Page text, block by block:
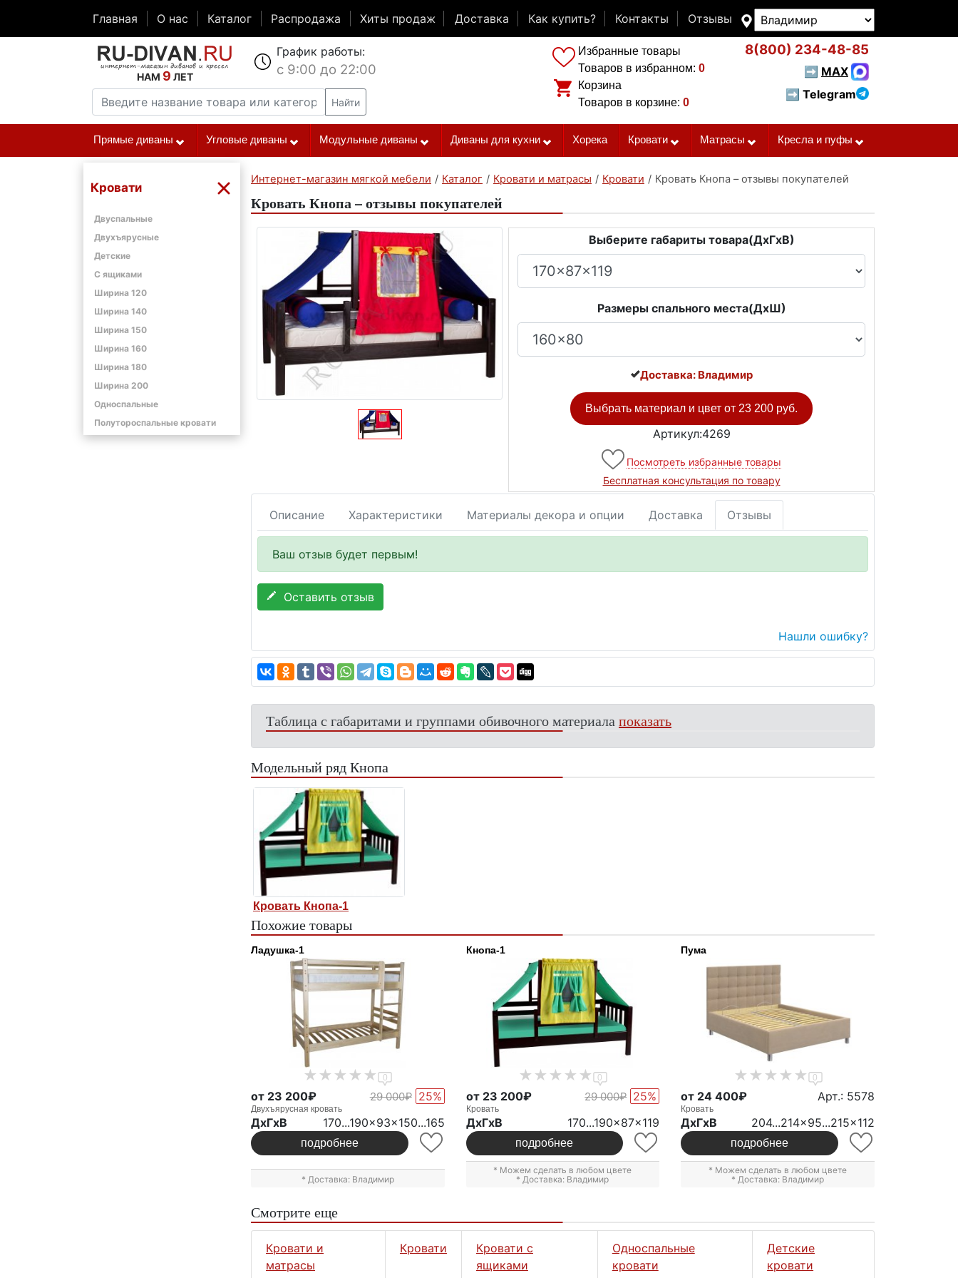
Главная О нас Каталог Распродажа Хиты продаж Доставка Как купить? Контакты Отзывы
НАМ 9 ЛЕТ
График работы:
с 9:00 до 22:00
Найти
Избранные товары
Товаров в избранном: 0
Корзина
Товаров в корзине: 0
8(800) 234-48-85
➡ MAX
➡ Telegram
Прямые диваны Угловые диваны Модульные диваны Диваны для кухни Хорека Кровати Матрасы Кресла и пуфы
Кровати
Двуспальные
Двухъярусные
Детские
С ящиками
Ширина 120
Ширина 140
Ширина 150
Ширина 160
Ширина 180
Ширина 200
Односпальные
Полутороспальные кровати
Интернет-магазин мягкой мебели / Каталог / Кровати и матрасы / Кровати / Кровать Кнопа – отзывы покупателей
Кровать Кнопа – отзывы покупателей
Выберите габариты товара(ДxГxВ)
Размеры спального места(ДxШ)
Доставка: Владимир
Выбрать материал и цвет от 23 200 руб.
Артикул:4269
Посмотреть избранные товары
Бесплатная консультация по товару
Описание Характеристики Материалы декора и опции Доставка Отзывы
Ваш отзыв будет первым!
Оставить отзыв
Нашли ошибку?
Таблица с габаритами и группами обивочного материалапоказать
Модельный ряд Кнопа
Кровать Кнопа-1
Похожие товары
Ладушка-1
0
от 23 200₽ 29 000₽ 25%
Двухъярусная кровать
ДxГxВ 170...190x93x150...165
подробнее
* Доставка: Владимир
Кнопа-1
0
от 23 200₽ 29 000₽ 25%
Кровать
ДxГxВ 170...190x87x119
подробнее
* Можем сделать в любом цвете
* Доставка: Владимир
Пума
0
от 24 400₽ Арт.: 5578
Кровать
ДxГxВ 204...214x95...215x112
подробнее
* Можем сделать в любом цвете
* Доставка: Владимир
Смотрите еще
Кровати и
матрасы
Кровати
Кровати с
ящиками
Односпальные
кровати
Детские
кровати